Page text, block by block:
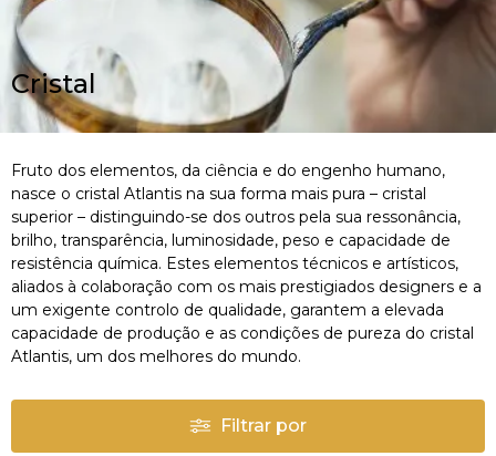
Cristal
Fruto dos elementos, da ciência e do engenho humano,
nasce o cristal Atlantis na sua forma mais pura – cristal
superior – distinguindo-se dos outros pela sua ressonância,
brilho, transparência, luminosidade, peso e capacidade de
resistência química. Estes elementos técnicos e artísticos,
aliados à colaboração com os mais prestigiados designers e a
um exigente controlo de qualidade, garantem a elevada
capacidade de produção e as condições de pureza do cristal
Atlantis, um dos melhores do mundo.
Filtrar por